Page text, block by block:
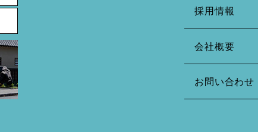
採用情報
会社概要
お問い合わせ